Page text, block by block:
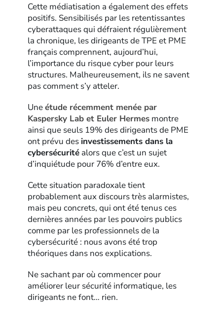
Cette médiatisation a également des effets
positifs. Sensibilisés par les retentissantes
cyberattaques qui défraient régulièrement
la chronique, les dirigeants de TPE et PME
français comprennent, aujourd’hui,
l’importance du risque cyber pour leurs
structures. Malheureusement, ils ne savent
pas comment s’y atteler.
Uneétude récemment menée par
Kaspersky Lab et Euler Hermes montre
ainsi que seuls 19% des dirigeants de PME
ont prévu des investissements dans la
cybersécurité alors que c’est un sujet
d’inquiétude pour 76% d’entre eux.
Cette situation paradoxale tient
probablement aux discours très alarmistes,
mais peu concrets, qui ont été tenus ces
dernières années par les pouvoirs publics
comme par les professionnels de la
cybersécurité : nous avons été trop
théoriques dans nos explications.
Ne sachant par où commencer pour
améliorer leur sécurité informatique, les
dirigeants ne font… rien.